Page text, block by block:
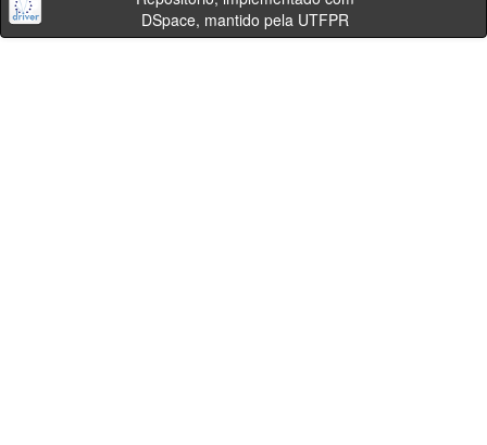
DSpace, mantido pela UTFPR